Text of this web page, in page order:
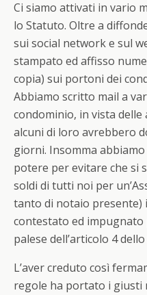
Ci siamo attivati in vario
lo Statuto. Oltre a
sui social network e sul
stampato ed affisso
copia) sui portoni dei
Abbiamo scritto mail a
condominio, in vista delle
alcuni di loro avrebbero
giorni. Insomma
potere per evitare che si
soldi di tutti noi per
tanto di notaio presente)
contestato ed
palese dell’articolo 4
L’aver creduto così
regole ha portato i giusti